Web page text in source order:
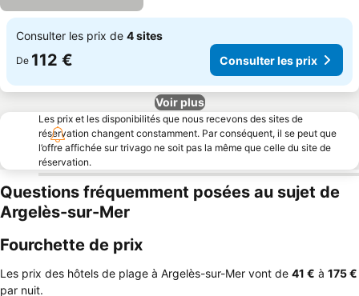
Consulter les prix de 4 sites
De 112 € Consulter les prix
Voir plus
Les prix et les disponibilités que nous recevons des sites de
réservation changent constamment. Par conséquent, il se peut que
l’offre affichée sur trivago ne soit pas la même que celle du site de
réservation.
Questions fréquemment posées au sujet de
Argelès-sur-Mer
Fourchette de prix
Les prix des hôtels de plage à Argelès-sur-Mer vont de ‎41 € à ‎175 €
par nuit.